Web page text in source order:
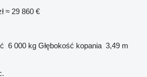
≈ 29 860 €
6 000 kg Głębokość kopania 3,49 m